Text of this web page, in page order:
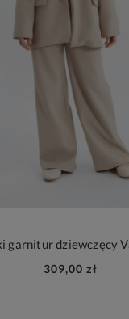
garnitur dziewczęcy
309,00 zł